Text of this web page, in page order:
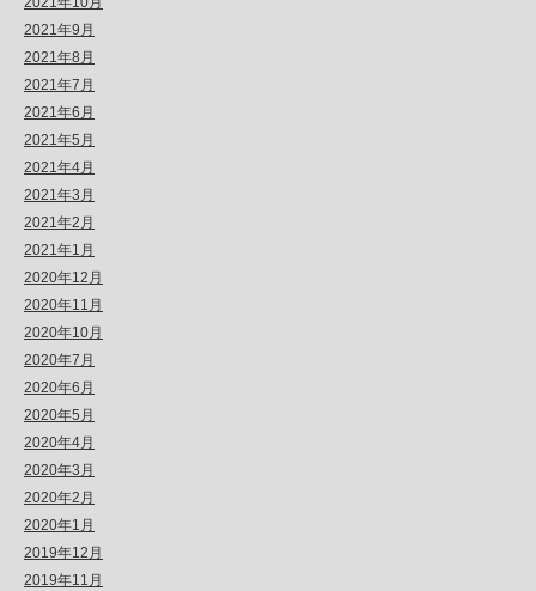
2021年9月
2021年8月
2021年7月
2021年6月
2021年5月
2021年4月
2021年3月
2021年2月
2021年1月
2020年12月
2020年11月
2020年10月
2020年7月
2020年6月
2020年5月
2020年4月
2020年3月
2020年2月
2020年1月
2019年12月
2019年11月